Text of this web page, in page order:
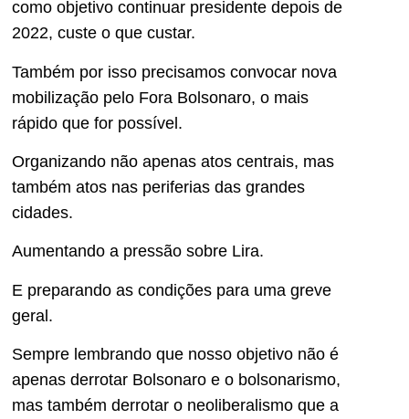
como objetivo continuar presidente depois de
2022, custe o que custar.
Também por isso precisamos convocar nova
mobilização pelo Fora Bolsonaro, o mais
rápido que for possível.
Organizando não apenas atos centrais, mas
também atos nas periferias das grandes
cidades.
Aumentando a pressão sobre Lira.
E preparando as condições para uma greve
geral.
Sempre lembrando que nosso objetivo não é
apenas derrotar Bolsonaro e o bolsonarismo,
mas também derrotar o neoliberalismo que a